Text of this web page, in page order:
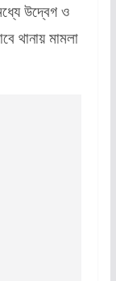
উদ্বেগ ও
থানায় মামলা